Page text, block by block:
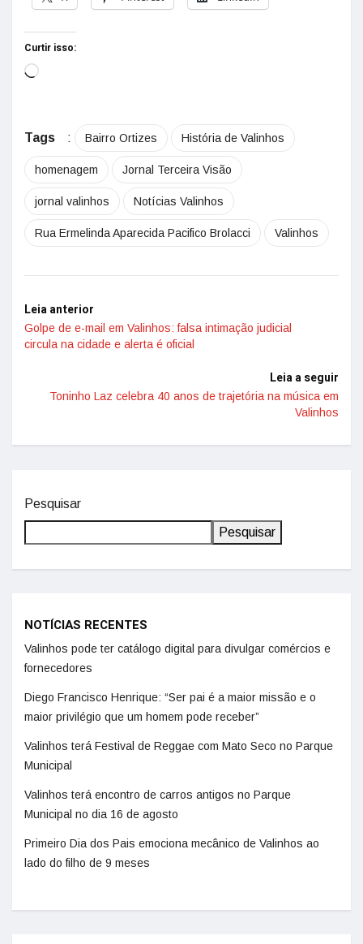
Curtir isso:
Tags : Bairro Ortizes História de Valinhos
homenagem Jornal Terceira Visão
jornal valinhos Notícias Valinhos
Rua Ermelinda Aparecida Pacifico Brolacci Valinhos
Leia anterior
Golpe de e-mail em Valinhos: falsa intimação judicial
circula na cidade e alerta é oficial
Leia a seguir
Toninho Laz celebra 40 anos de trajetória na música em
Valinhos
Pesquisar
Pesquisar
NOTÍCIAS RECENTES
Valinhos pode ter catálogo digital para divulgar comércios e
fornecedores
Diego Francisco Henrique: “Ser pai é a maior missão e o
maior privilégio que um homem pode receber”
Valinhos terá Festival de Reggae com Mato Seco no Parque
Municipal
Valinhos terá encontro de carros antigos no Parque
Municipal no dia 16 de agosto
Primeiro Dia dos Pais emociona mecânico de Valinhos ao
lado do filho de 9 meses